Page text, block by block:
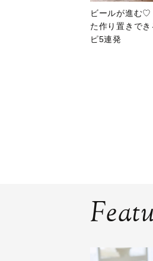
ビールが進む♡
た作り置きで
ピ5連発